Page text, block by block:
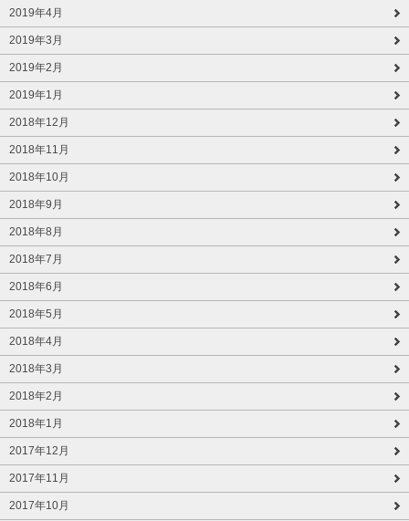
2019年4月
2019年3月
2019年2月
2019年1月
2018年12月
2018年11月
2018年10月
2018年9月
2018年8月
2018年7月
2018年6月
2018年5月
2018年4月
2018年3月
2018年2月
2018年1月
2017年12月
2017年11月
2017年10月